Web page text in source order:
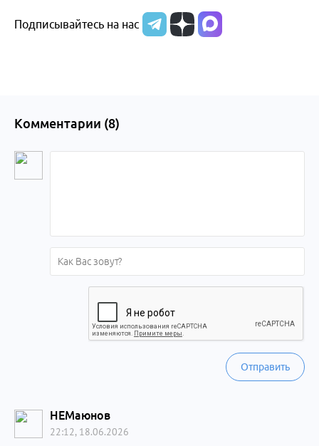
Алтайского
Подписывайтесь на нас
Комментарии (8)
Отправить
НЕМаюнов
22:12, 18.06.2026